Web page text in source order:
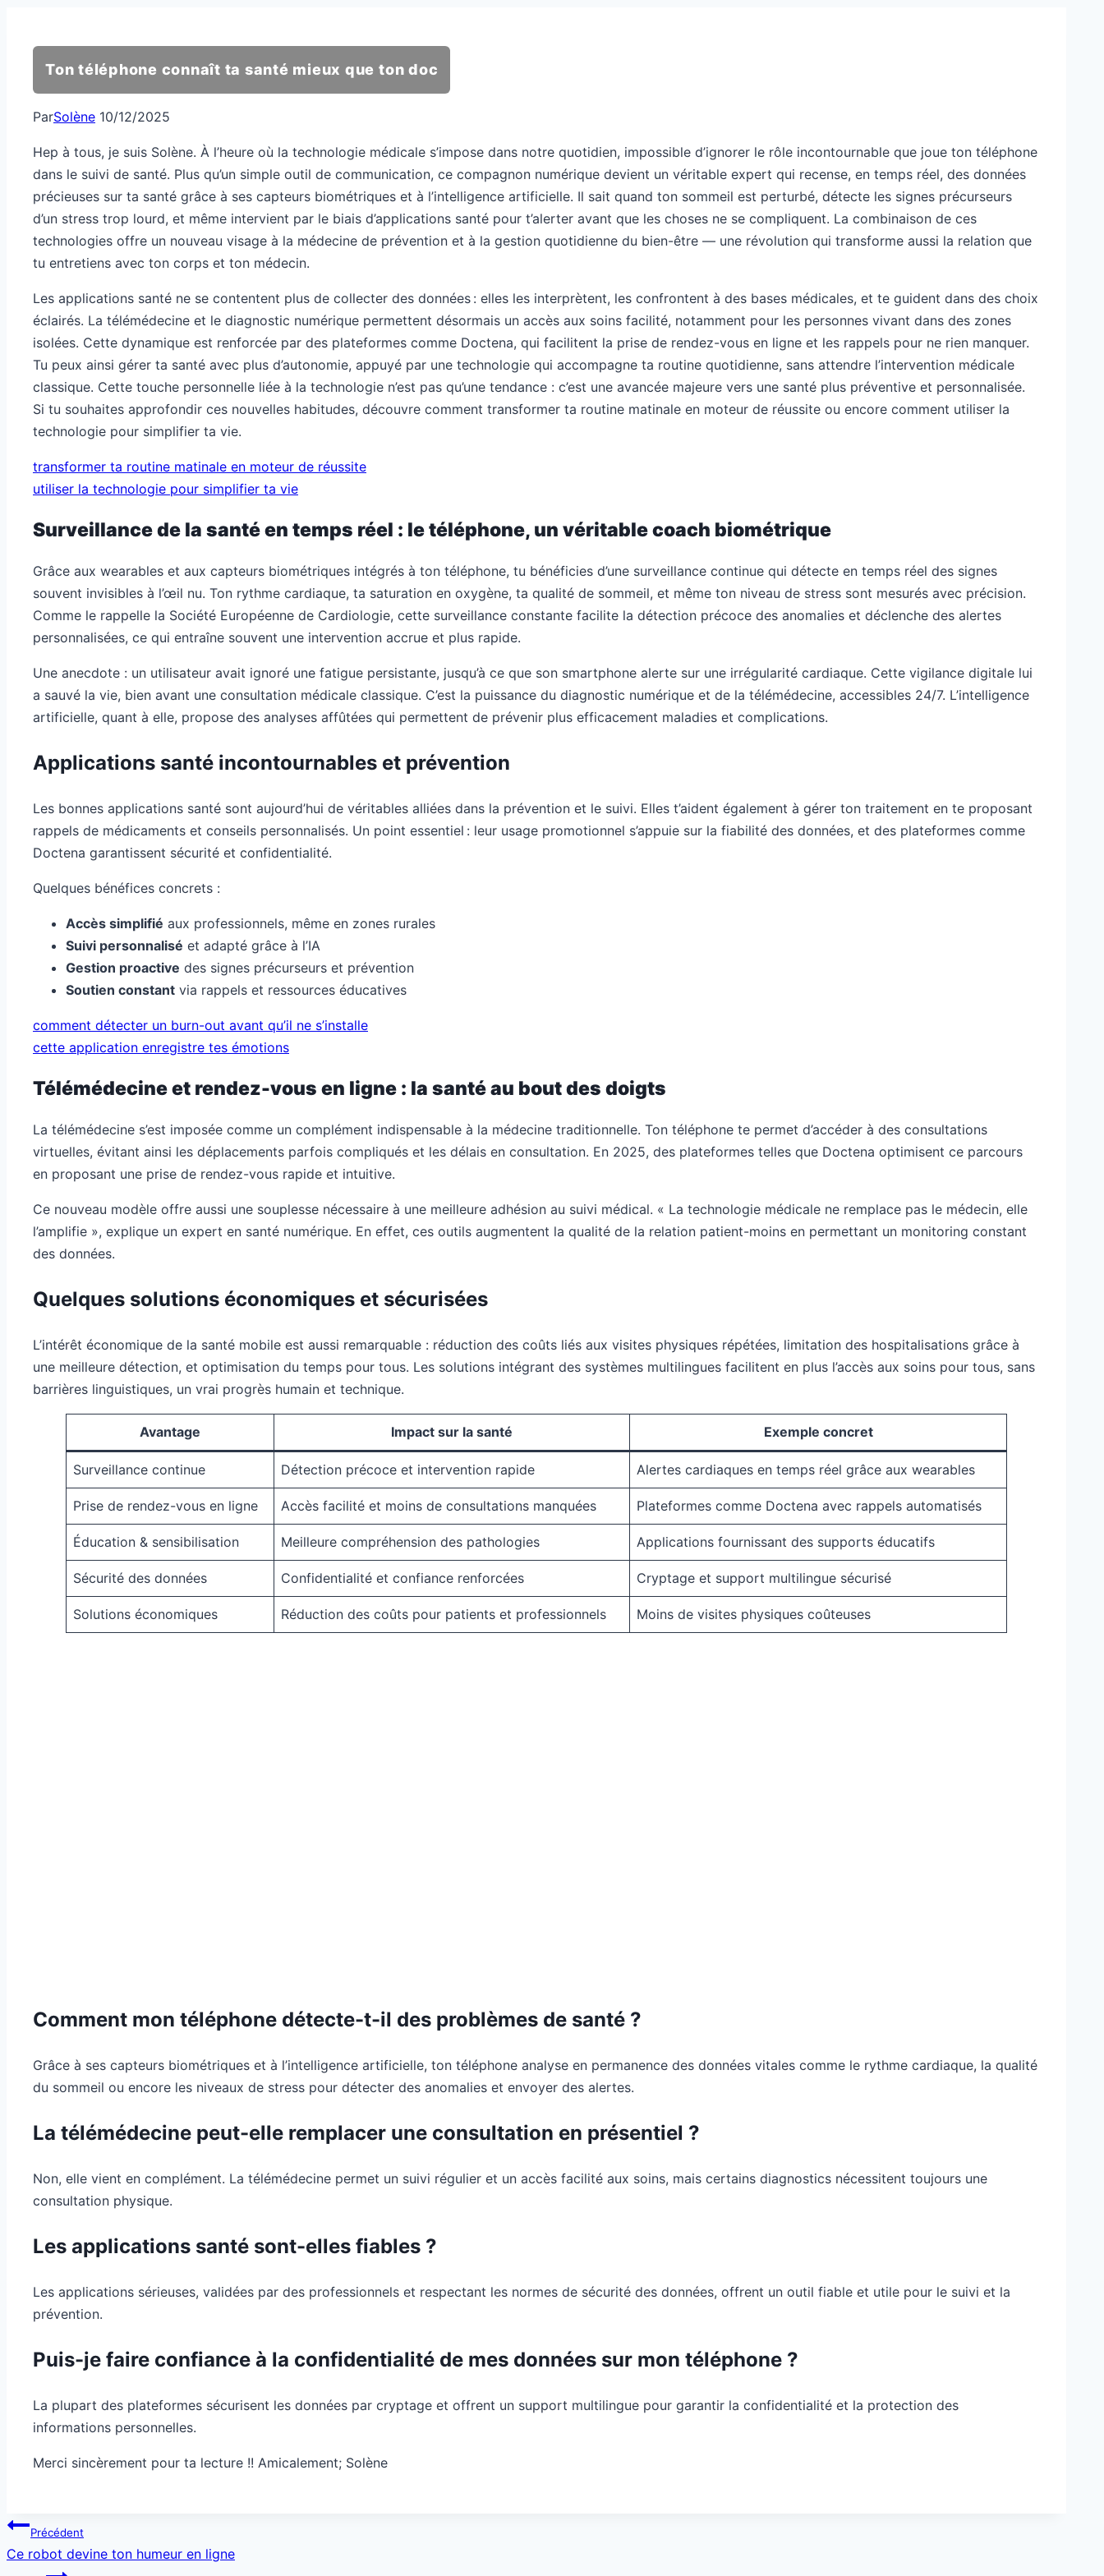
Ton téléphone connaît ta santé mieux que ton doc
ParSolène 10/12/2025
Hep à tous, je suis Solène. À l’heure où la technologie médicale s’impose dans notre quotidien, impossible d’ignorer le rôle incontournable que joue ton téléphone
dans le suivi de santé. Plus qu’un simple outil de communication, ce compagnon numérique devient un véritable expert qui recense, en temps réel, des données
précieuses sur ta santé grâce à ses capteurs biométriques et à l’intelligence artificielle. Il sait quand ton sommeil est perturbé, détecte les signes précurseurs
d’un stress trop lourd, et même intervient par le biais d’applications santé pour t’alerter avant que les choses ne se compliquent. La combinaison de ces
technologies offre un nouveau visage à la médecine de prévention et à la gestion quotidienne du bien-être — une révolution qui transforme aussi la relation que
tu entretiens avec ton corps et ton médecin.
Les applications santé ne se contentent plus de collecter des données : elles les interprètent, les confrontent à des bases médicales, et te guident dans des choix
éclairés. La télémédecine et le diagnostic numérique permettent désormais un accès aux soins facilité, notamment pour les personnes vivant dans des zones
isolées. Cette dynamique est renforcée par des plateformes comme Doctena, qui facilitent la prise de rendez-vous en ligne et les rappels pour ne rien manquer.
Tu peux ainsi gérer ta santé avec plus d’autonomie, appuyé par une technologie qui accompagne ta routine quotidienne, sans attendre l’intervention médicale
classique. Cette touche personnelle liée à la technologie n’est pas qu’une tendance : c’est une avancée majeure vers une santé plus préventive et personnalisée.
Si tu souhaites approfondir ces nouvelles habitudes, découvre comment transformer ta routine matinale en moteur de réussite ou encore comment utiliser la
technologie pour simplifier ta vie.
transformer ta routine matinale en moteur de réussite
utiliser la technologie pour simplifier ta vie
Surveillance de la santé en temps réel : le téléphone, un véritable coach biométrique
Grâce aux wearables et aux capteurs biométriques intégrés à ton téléphone, tu bénéficies d’une surveillance continue qui détecte en temps réel des signes
souvent invisibles à l’œil nu. Ton rythme cardiaque, ta saturation en oxygène, ta qualité de sommeil, et même ton niveau de stress sont mesurés avec précision.
Comme le rappelle la Société Européenne de Cardiologie, cette surveillance constante facilite la détection précoce des anomalies et déclenche des alertes
personnalisées, ce qui entraîne souvent une intervention accrue et plus rapide.
Une anecdote : un utilisateur avait ignoré une fatigue persistante, jusqu’à ce que son smartphone alerte sur une irrégularité cardiaque. Cette vigilance digitale lui
a sauvé la vie, bien avant une consultation médicale classique. C’est la puissance du diagnostic numérique et de la télémédecine, accessibles 24/7. L’intelligence
artificielle, quant à elle, propose des analyses affûtées qui permettent de prévenir plus efficacement maladies et complications.
Applications santé incontournables et prévention
Les bonnes applications santé sont aujourd’hui de véritables alliées dans la prévention et le suivi. Elles t’aident également à gérer ton traitement en te proposant
rappels de médicaments et conseils personnalisés. Un point essentiel : leur usage promotionnel s’appuie sur la fiabilité des données, et des plateformes comme
Doctena garantissent sécurité et confidentialité.
Quelques bénéfices concrets :
Accès simplifié aux professionnels, même en zones rurales
Suivi personnalisé et adapté grâce à l’IA
Gestion proactive des signes précurseurs et prévention
Soutien constant via rappels et ressources éducatives
comment détecter un burn-out avant qu’il ne s’installe
cette application enregistre tes émotions
Télémédecine et rendez-vous en ligne : la santé au bout des doigts
La télémédecine s’est imposée comme un complément indispensable à la médecine traditionnelle. Ton téléphone te permet d’accéder à des consultations
virtuelles, évitant ainsi les déplacements parfois compliqués et les délais en consultation. En 2025, des plateformes telles que Doctena optimisent ce parcours
en proposant une prise de rendez-vous rapide et intuitive.
Ce nouveau modèle offre aussi une souplesse nécessaire à une meilleure adhésion au suivi médical. « La technologie médicale ne remplace pas le médecin, elle
l’amplifie », explique un expert en santé numérique. En effet, ces outils augmentent la qualité de la relation patient-moins en permettant un monitoring constant
des données.
Quelques solutions économiques et sécurisées
L’intérêt économique de la santé mobile est aussi remarquable : réduction des coûts liés aux visites physiques répétées, limitation des hospitalisations grâce à
une meilleure détection, et optimisation du temps pour tous. Les solutions intégrant des systèmes multilingues facilitent en plus l’accès aux soins pour tous, sans
barrières linguistiques, un vrai progrès humain et technique.
Avantage Impact sur la santé Exemple concret
Surveillance continue Détection précoce et intervention rapide Alertes cardiaques en temps réel grâce aux wearables
Prise de rendez-vous en ligne Accès facilité et moins de consultations manquées Plateformes comme Doctena avec rappels automatisés
Éducation & sensibilisation Meilleure compréhension des pathologies Applications fournissant des supports éducatifs
Sécurité des données Confidentialité et confiance renforcées Cryptage et support multilingue sécurisé
Solutions économiques Réduction des coûts pour patients et professionnels Moins de visites physiques coûteuses
Comment mon téléphone détecte-t-il des problèmes de santé ?
Grâce à ses capteurs biométriques et à l’intelligence artificielle, ton téléphone analyse en permanence des données vitales comme le rythme cardiaque, la qualité
du sommeil ou encore les niveaux de stress pour détecter des anomalies et envoyer des alertes.
La télémédecine peut-elle remplacer une consultation en présentiel ?
Non, elle vient en complément. La télémédecine permet un suivi régulier et un accès facilité aux soins, mais certains diagnostics nécessitent toujours une
consultation physique.
Les applications santé sont-elles fiables ?
Les applications sérieuses, validées par des professionnels et respectant les normes de sécurité des données, offrent un outil fiable et utile pour le suivi et la
prévention.
Puis-je faire confiance à la confidentialité de mes données sur mon téléphone ?
La plupart des plateformes sécurisent les données par cryptage et offrent un support multilingue pour garantir la confidentialité et la protection des
informations personnelles.
Merci sincèrement pour ta lecture !! Amicalement; Solène
Navigation
de
Précédent
Ce robot devine ton humeur en ligne